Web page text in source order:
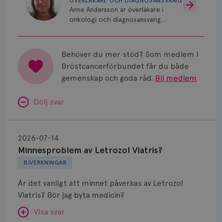
Anne Andersson är överläkare i
onkologi och diagnosansvarig
Universitetssjukhus i Umeå.
Behöver du mer stöd? Som medlem i
Bröstcancerförbundet får du både
gemenskap och goda råd. Bli medlem
Dölj svar
BIVERKNINGAR
Minnesproblem av Letrozol Viatris?
2026-07-14
Är det vanligt att minnet påverkas av Letrozol
Viatris? Bör jag byta medicin?
Visa svar
Letrozol
Viatris?